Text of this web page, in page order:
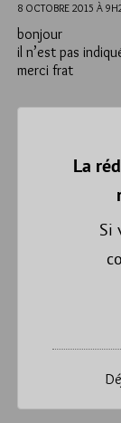
8 OCTOBRE 2015 À
bonjour
il n’est pas
merci frat
La
Si